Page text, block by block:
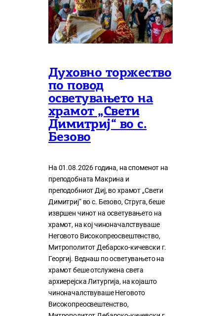
Духовно торжество
по повод
осветувањето на
храмот „Свети
Димитриј“ во с.
Безово
На 01.08.2026 година, на споменот на
преподобната Макрина и
преподобниот Диј, во храмот „Свети
Димитриј“ во с. Безово, Струга, беше
извршен чинот на осветувањето на
храмот, на кој чиноначалствуваше
Неговото Високопреосвештенство,
Митрополитот Дебарско-кичевски г.
Георгиј. Веднаш по осветувањето на
храмот беше отслужена света
архиерејска Литургија, на којашто
чиноначалствуваше Неговото
Високопреосвештенство,